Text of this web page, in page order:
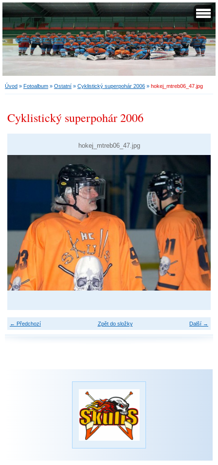
Úvod » Fotoalbum » Ostatní » Cyklistický superpohár 2006 » hokej_mtreb06_47.jpg
Cyklistický superpohár 2006
hokej_mtreb06_47.jpg
← Předchozí Další →
Zpět do složky